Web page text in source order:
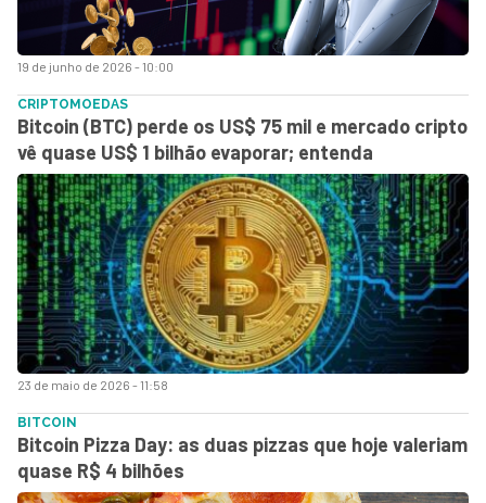
19 de junho de 2026 - 10:00
23 de maio de 2026 - 11:58
CRIPTOMOEDAS
Bitcoin (BTC) perde os US$ 75 mil e mercado cripto
vê quase US$ 1 bilhão evaporar; entenda
BITCOIN
Bitcoin Pizza Day: as duas pizzas que hoje valeriam
quase R$ 4 bilhões